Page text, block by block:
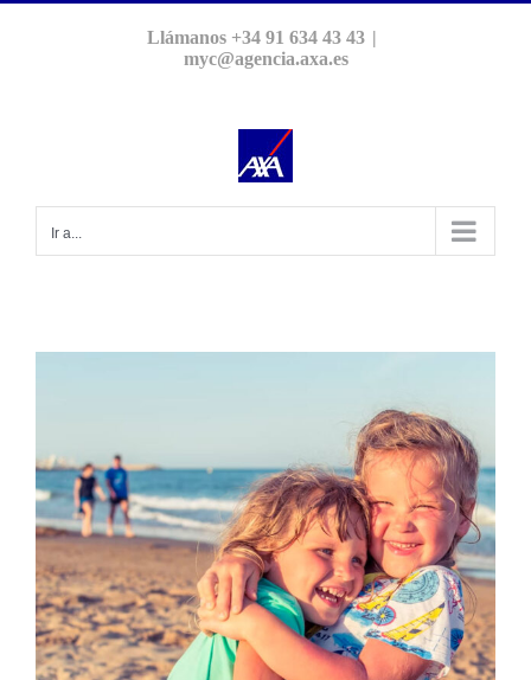
Llámanos +34 91 634 43 43 |
myc@agencia.axa.es
Ir a...